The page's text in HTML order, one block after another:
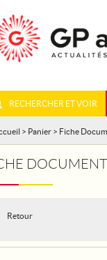
RECHERCHER ET VOIR
> Panier > Fiche
Retour